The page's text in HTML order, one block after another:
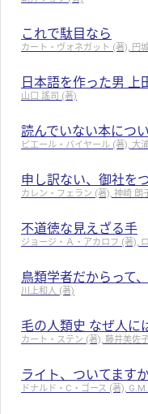
これで駄目なら
カート・ヴォネガット (著), 円
日本語を作った男 上
山口 謠司 (著)
読んでいない本につ
ピエール・バイヤール (著), 大
申し訳ない、御社を
カレン・フェラン (著), 神崎 朗
不道徳な見えざる手
ジョージ・Ａ・アカロフ (著),
鳥類学者だからって
川上和人 (著)
毛の人類史 なぜ人に
カート・ステン (著), 藤井美佐
ライト、ついてます
ドナルド・C・ゴース (著),